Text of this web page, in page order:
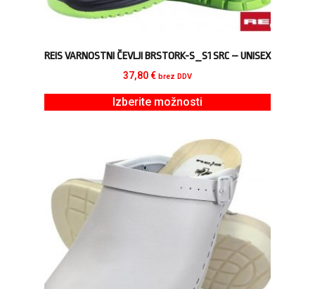
REIS VARNOSTNI ČEVLJI BRSTORK-S_S1 SRC – UNISEX
37,80€ brez DDV
Izberite možnosti